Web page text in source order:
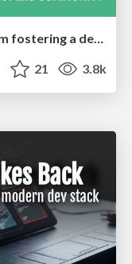
No one is an island. Learnings from fostering a developers community.
21 3.8k